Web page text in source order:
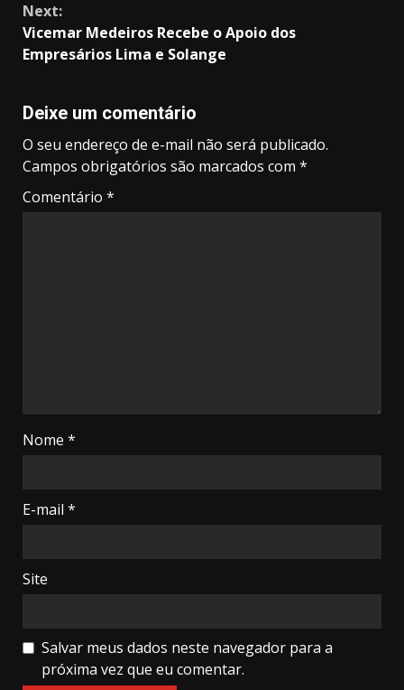
Next:
Vicemar Medeiros Recebe o Apoio dos
Empresários Lima e Solange
Deixe um comentário
O seu endereço de e-mail não será publicado.
Campos obrigatórios são marcados com *
Comentário *
Nome *
E-mail *
Site
Salvar meus dados neste navegador para a
próxima vez que eu comentar.